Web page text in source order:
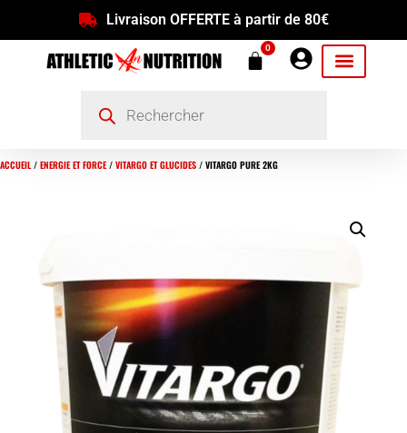
Livraison OFFERTE à partir de 80€
0
ACCUEIL/ ENERGIE ET FORCE/ VITARGO ET GLUCIDES / VITARGO PURE 2KG